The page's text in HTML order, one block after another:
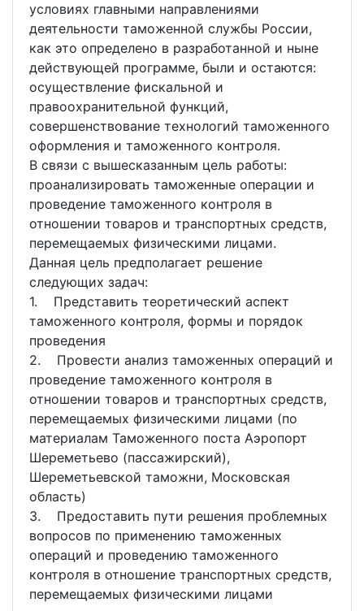
условиях главными направлениями
деятельности таможенной службы России,
как это определено в разработанной и ныне
действующей программе, были и остаются:
осуществление фискальной и
правоохранительной функций,
совершенствование технологий таможенного
оформления и таможенного контроля.
В связи с вышесказанным цель работы:
проанализировать таможенные операции и
проведение таможенного контроля в
отношении товаров и транспортных средств,
перемещаемых физическими лицами.
Данная цель предполагает решение
следующих задач:
1. Представить теоретический аспект
таможенного контроля, формы и порядок
проведения
2. Провести анализ таможенных операций и
проведение таможенного контроля в
отношении товаров и транспортных средств,
перемещаемых физическими лицами (по
материалам Таможенного поста Аэропорт
Шереметьево (пассажирский),
Шереметьевской таможни, Московская
область)
3. Предоставить пути решения проблемных
вопросов по применению таможенных
операций и проведению таможенного
контроля в отношение транспортных средств,
перемещаемых физическими лицами